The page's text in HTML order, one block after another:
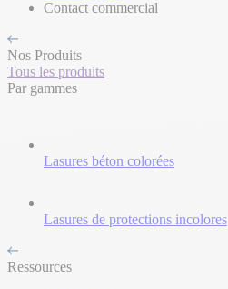
Contact commercial
Nos Produits
Tous les produits
Par gammes
Lasures béton colorées
Lasures de protections incolores
Ressources